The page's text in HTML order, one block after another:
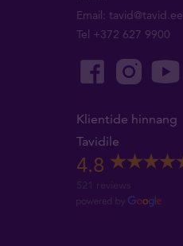
Email:tavid@tavid.ee
Tel +372 627 9900
Klientide hinnang
Tavidile
4.8
521 reviews